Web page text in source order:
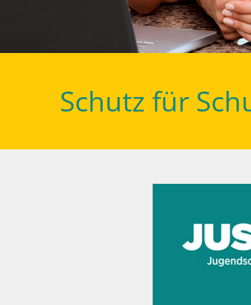
Schutz für